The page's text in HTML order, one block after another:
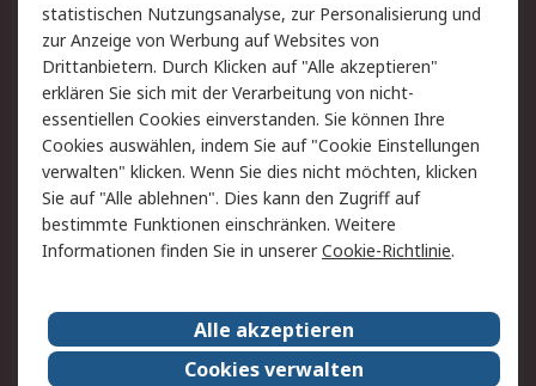
Hilfe
Rechtliches
AGB
Datenschutz
Cookie-Richtlinie
Zahlungsbedingungen
Copyright/Impressum
Über RS
Karriere bei RS
Nachhaltigkeit
Qualität/Umwelt/ZertifikatePresse-Center
statistischen Nutzungsanalyse, zur Personalisierung und
zur Anzeige von Werbung auf Websites von
Drittanbietern. Durch Klicken auf "Alle akzeptieren"
erklären Sie sich mit der Verarbeitung von nicht-
essentiellen Cookies einverstanden. Sie können Ihre
Cookies auswählen, indem Sie auf "Cookie Einstellungen
verwalten" klicken. Wenn Sie dies nicht möchten, klicken
Sie auf "Alle ablehnen". Dies kann den Zugriff auf
bestimmte Funktionen einschränken. Weitere
Informationen finden Sie in unsererCookie-Richtlinie.
Alle akzeptieren
Cookies verwalten